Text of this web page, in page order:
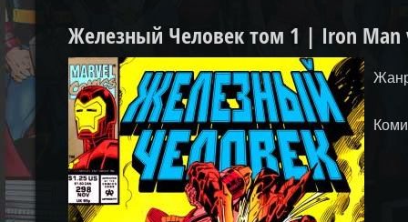
Железный Человек том 1 | Iron Man